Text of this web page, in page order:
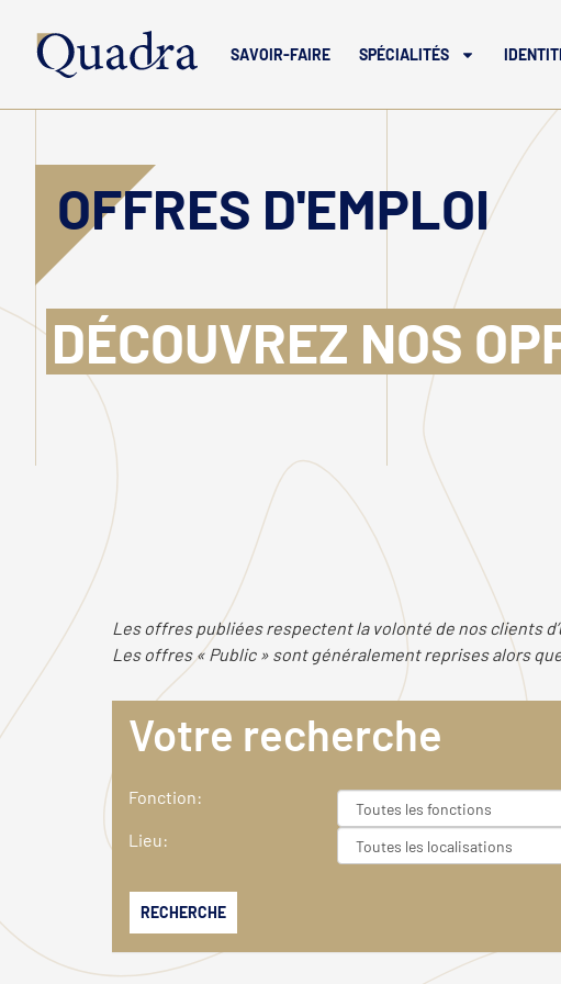
SAVOIR-FAIRE SPÉCIALITÉS
OFFRES D'EMPLOI
DÉCOUVREZ NOS
Les offres publiées respectent la volonté de nos clients
Les offres « Public » sont généralement reprises alors
Votre recherche
Fonction:
Lieu:
RECHERCHE